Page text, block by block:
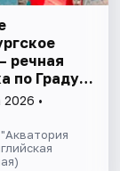
речная
пo Граду
с
и живой
в тёплом
2026 •